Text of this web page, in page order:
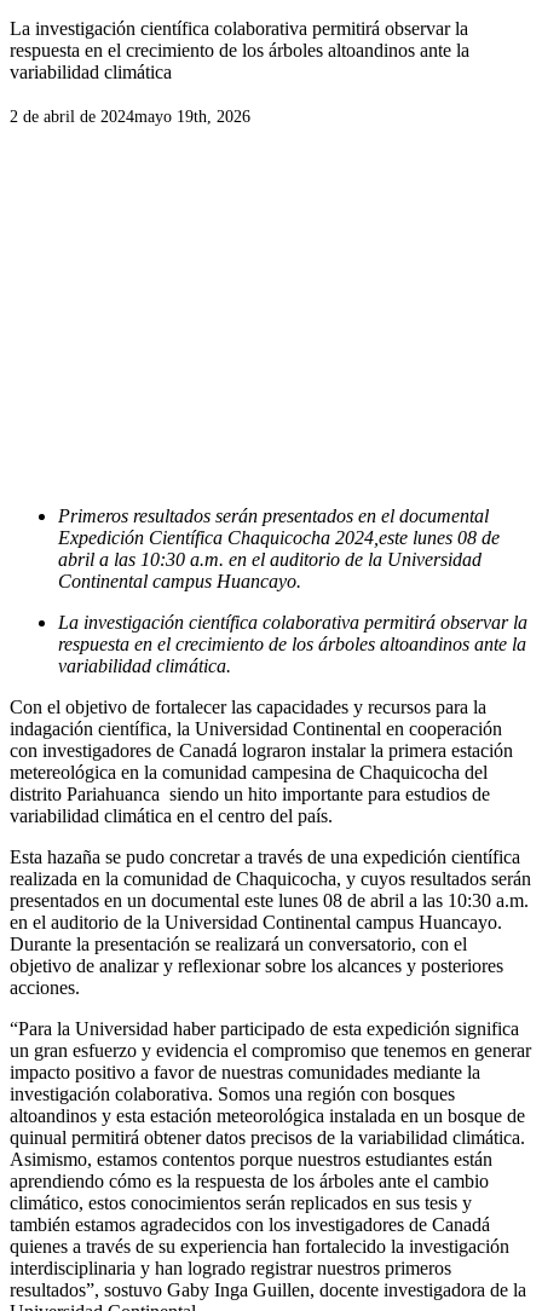
La investigación científica colaborativa permitirá observar la
respuesta en el crecimiento de los árboles altoandinos ante la
variabilidad climática
2 de abril de 2024mayo 19th, 2026
Primeros resultados serán presentados en el documental
Expedición Científica Chaquicocha 2024,este lunes 08 de
abril a las 10:30 a.m. en el auditorio de la Universidad
Continental campus Huancayo.
La investigación científica colaborativa permitirá observar la
respuesta en el crecimiento de los árboles altoandinos ante la
variabilidad climática.
Con el objetivo de fortalecer las capacidades y recursos para la
indagación científica, la Universidad Continental en cooperación
con investigadores de Canadá lograron instalar la primera estación
metereológica en la comunidad campesina de Chaquicocha del
distrito Pariahuanca siendo un hito importante para estudios de
variabilidad climática en el centro del país.
Esta hazaña se pudo concretar a través de una expedición científica
realizada en la comunidad de Chaquicocha, y cuyos resultados serán
presentados en un documental este lunes 08 de abril a las 10:30 a.m.
en el auditorio de la Universidad Continental campus Huancayo.
Durante la presentación se realizará un conversatorio, con el
objetivo de analizar y reflexionar sobre los alcances y posteriores
acciones.
“Para la Universidad haber participado de esta expedición significa
un gran esfuerzo y evidencia el compromiso que tenemos en generar
impacto positivo a favor de nuestras comunidades mediante la
investigación colaborativa. Somos una región con bosques
altoandinos y esta estación meteorológica instalada en un bosque de
quinual permitirá obtener datos precisos de la variabilidad climática.
Asimismo, estamos contentos porque nuestros estudiantes están
aprendiendo cómo es la respuesta de los árboles ante el cambio
climático, estos conocimientos serán replicados en sus tesis y
también estamos agradecidos con los investigadores de Canadá
quienes a través de su experiencia han fortalecido la investigación
interdisciplinaria y han logrado registrar nuestros primeros
resultados”, sostuvo Gaby Inga Guillen, docente investigadora de la